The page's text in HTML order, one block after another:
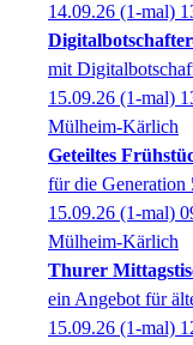
14.09.26 (1-mal)
mit
15.09.26 (1-mal)
Mülheim-Kärlich
Geteiltes
für die Generation
15.09.26 (1-mal)
Mülheim-Kärlich
Thurer
ein Angebot für
15.09.26 (1-mal)